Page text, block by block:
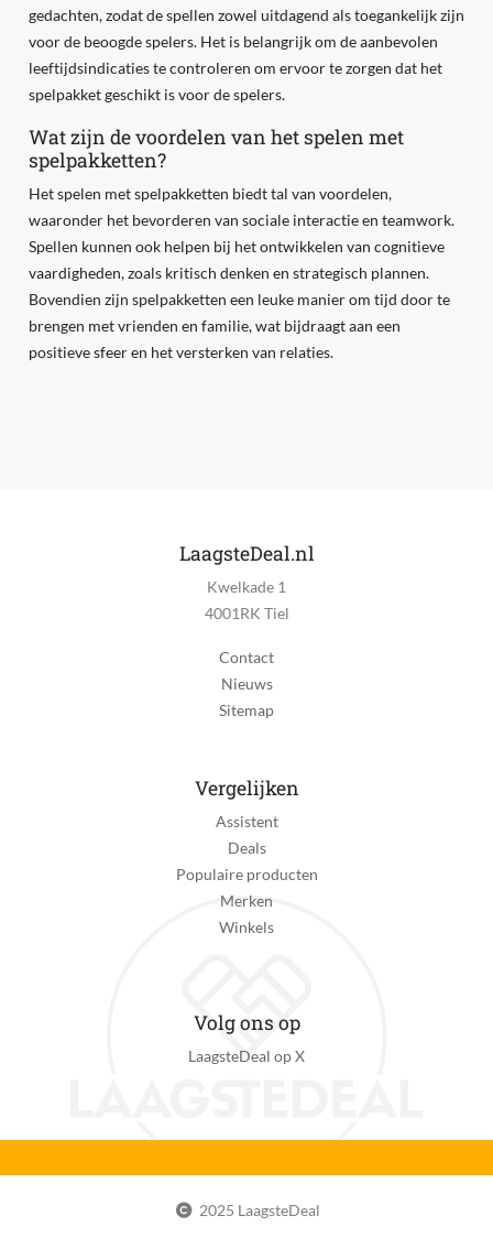
gedachten, zodat de spellen zowel uitdagend als toegankelijk zijn
voor de beoogde spelers. Het is belangrijk om de aanbevolen
leeftijdsindicaties te controleren om ervoor te zorgen dat het
spelpakket geschikt is voor de spelers.
Wat zijn de voordelen van het spelen met
spelpakketten?
Het spelen met spelpakketten biedt tal van voordelen,
waaronder het bevorderen van sociale interactie en teamwork.
Spellen kunnen ook helpen bij het ontwikkelen van cognitieve
vaardigheden, zoals kritisch denken en strategisch plannen.
Bovendien zijn spelpakketten een leuke manier om tijd door te
brengen met vrienden en familie, wat bijdraagt aan een
positieve sfeer en het versterken van relaties.
LaagsteDeal.nl
Kwelkade 1
4001RK Tiel
Contact
Nieuws
Sitemap
Vergelijken
Assistent
Deals
Populaire producten
Merken
Winkels
Volg ons op
LaagsteDeal op X
2025 LaagsteDeal